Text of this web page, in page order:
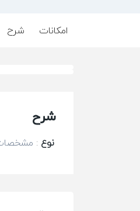
امکانات شرح
شرح
نوع :